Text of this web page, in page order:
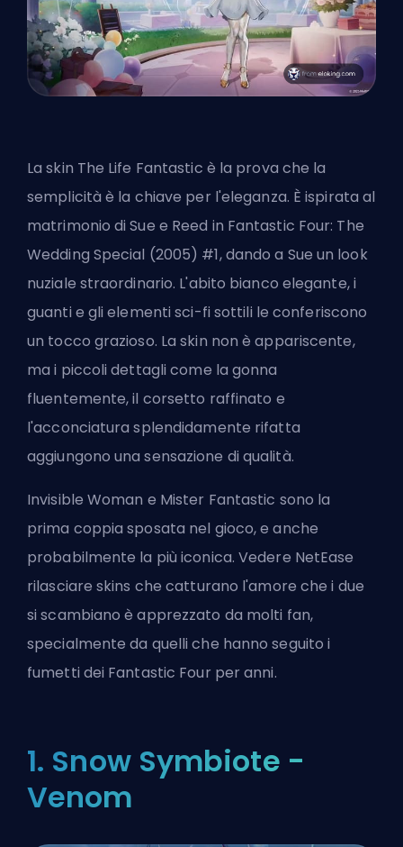
La skin The Life Fantastic è la prova che la
semplicità è la chiave per l'eleganza. È ispirata al
matrimonio di Sue e Reed in Fantastic Four: The
Wedding Special (2005) #1, dando a Sue un look
nuziale straordinario. L'abito bianco elegante, i
guanti e gli elementi sci-fi sottili le conferiscono
un tocco grazioso. La skin non è appariscente,
ma i piccoli dettagli come la gonna
fluentemente, il corsetto raffinato e
l'acconciatura splendidamente rifatta
aggiungono una sensazione di qualità.
Invisible Woman e Mister Fantastic sono la
prima coppia sposata nel gioco, e anche
probabilmente la più iconica. Vedere NetEase
rilasciare skins che catturano l'amore che i due
si scambiano è apprezzato da molti fan,
specialmente da quelli che hanno seguito i
fumetti dei Fantastic Four per anni.
1. Snow Symbiote -
Venom